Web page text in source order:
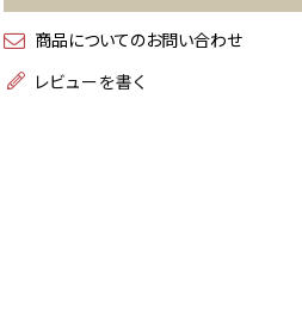
商品についてのお問い合わせ
レビューを書く